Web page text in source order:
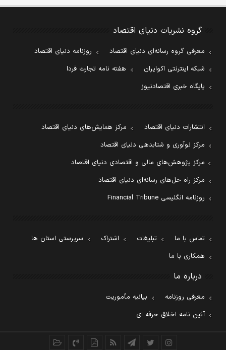
گروه نشریات دنیای اقتصاد
معرفی گروه رسانه‌ای دنیای اقتصاد
روزنامه دنیای اقتصاد
شبکه اینترنتی اکوایران
هفته نامه تجارت فردا
پایگاه خبری اقتصادنیوز
انتشارات دنیای اقتصاد
مرکز همایش‌های دنیای اقتصاد
مرکز نوآوری و شتابدهی دنیای اقتصاد
مرکز پژوهش‌های مالی و اقتصادی دنیای اقتصاد
مرکز راه حل‌های رسانه‌ای دنیای اقتصاد
روزنامه انگلیسی Financial Tribune
تماس با ما تبلیغات اشتراک
سرپرستی استان ها
همکاری با ما
درباره ما
معرفی روزنامه
بیانیه مأموریت
آئین نامه اخلاق حرفه ای